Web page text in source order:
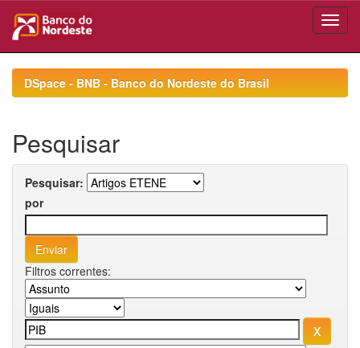
navigationDSpace - BNB - Banco do Nordeste do Brasil
Pesquisar
Pesquisar:
por
Filtros correntes: